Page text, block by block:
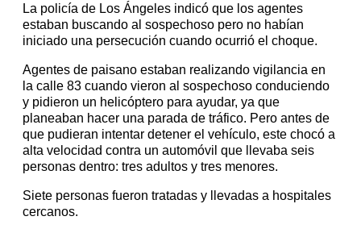
La policía de Los Ángeles indicó que los agentes
estaban buscando al sospechoso pero no habían
iniciado una persecución cuando ocurrió el choque.
Agentes de paisano estaban realizando vigilancia en
la calle 83 cuando vieron al sospechoso conduciendo
y pidieron un helicóptero para ayudar, ya que
planeaban hacer una parada de tráfico. Pero antes de
que pudieran intentar detener el vehículo, este chocó a
alta velocidad contra un automóvil que llevaba seis
personas dentro: tres adultos y tres menores.
Siete personas fueron tratadas y llevadas a hospitales
cercanos.